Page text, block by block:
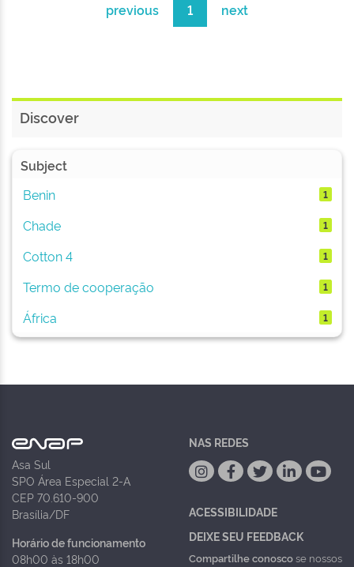
previous 1 next
Discover
Subject
Benin
1
Chade 1
Cotton 4 1
Termo de cooperação 1
África 1
Asa Sul
SPO Área Especial 2-A
CEP 70.610-900
Brasília/DF
Horário de funcionamento
08h00 às 18h00
NAS REDES
ACESSIBILIDADE
DEIXE SEU FEEDBACK
Compartilhe conoscose nossos